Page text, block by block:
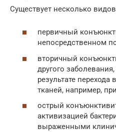
Существует несколько
первичный
непосредственном
вторичный
другого
результате
тканей, например,
острый
активизацией
выраженными